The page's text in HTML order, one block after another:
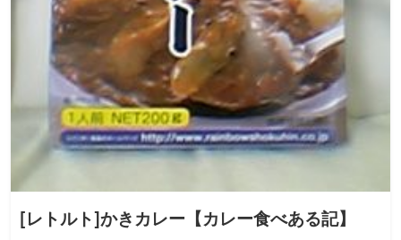
[レトルト]かきカレー【カレー食べある記】